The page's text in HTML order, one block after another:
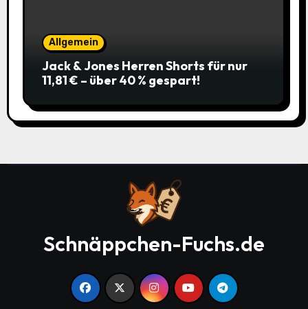
Allgemein
Jack & Jones Herren Shorts für nur
11,81 € – über 40 % gespart!
Schnäppchen-Fuchs.de